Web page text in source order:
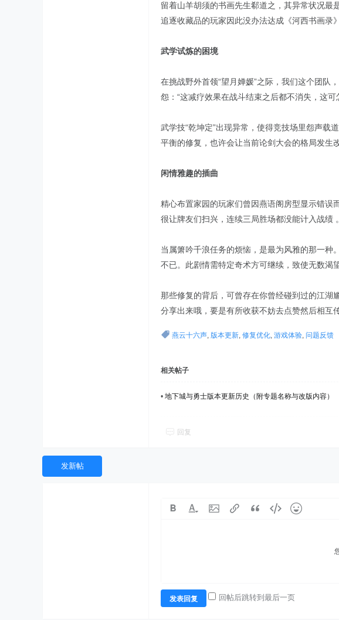
留着山羊胡须的书画先生郗道之，其异常状况最
追逐收藏品的玩家因此没办法达成《河西书画录
武学试炼的困境
在挑战野外首领“望月婵媛”之际，我们这个团队
怨：“这减疗效果在战斗结束之后都不消失，这
武学技“乾坤定”出现异常，使得竞技场里怨声载
平衡的修复，也许会让当前论剑大会的格局发生改
闲情雅趣的插曲
精心布置家园的玩家们曾因燕语阁房型显示错误
很让牌友们扫兴，连续三局胜场都没能计入战绩 。
当属箫吟千浪任务的烦恼，是最为风雅的那一种
不已。此剧情需特定奇术方可继续，致使无数渴
那些修复的背后，可曾存在你曾经碰到过的江湖
分享出来哦，要是有所收获不妨去点赞然后相互
燕云十六声, 版本更新, 修复优化, 游戏体验, 问题反馈
相关帖子
• 地下城与勇士版本更新历史（附专题名称与改版内容）
回复
发新帖
发表回复 回帖后跳转到最后一页